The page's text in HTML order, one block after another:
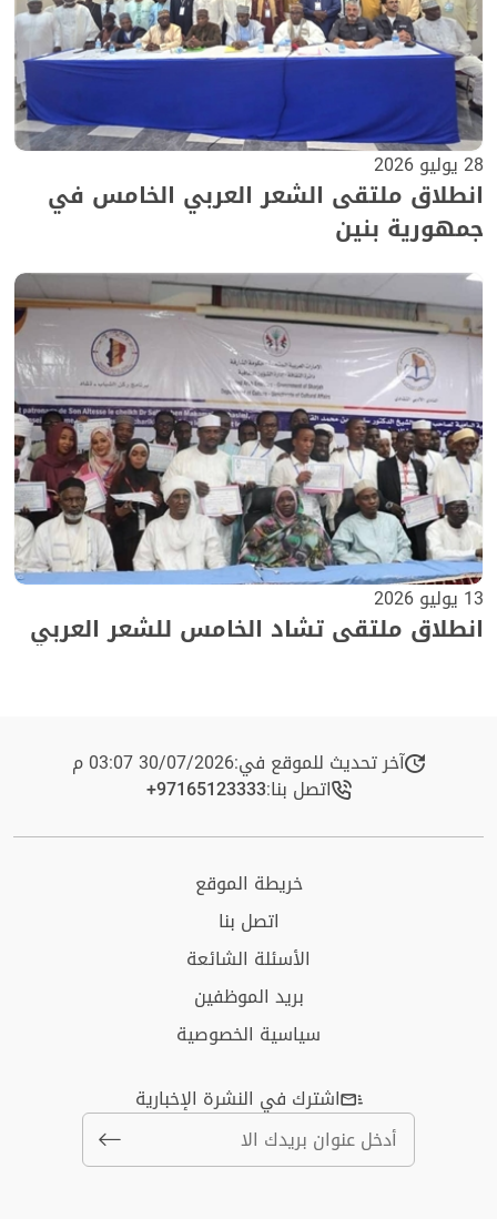
28 يوليو 2026
انطلاق ملتقى الشعر العربي الخامس في
جمهورية بنين
13 يوليو 2026
انطلاق ملتقى تشاد الخامس للشعر العربي
آخر تحديث للموقع في:30/07/2026 03:07 م
اتصل بنا:+97165123333​
خريطة الموقع
اتصل بنا
الأسئلة الشائعة
بريد الموظفين
سياسية الخصوصية
اشترك في النشرة الإخبارية